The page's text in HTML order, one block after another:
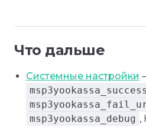
Что дальше
Системные настройки
msp3yookassa_debug ,